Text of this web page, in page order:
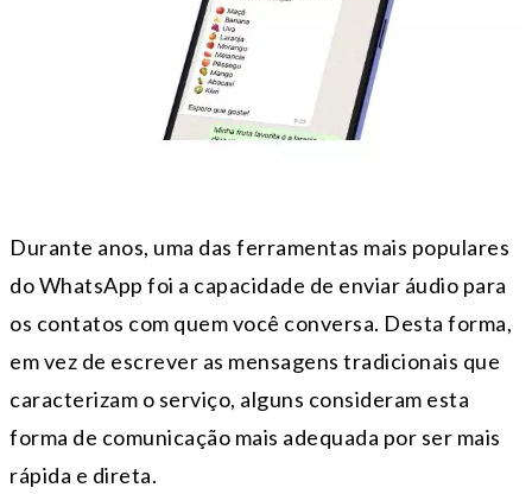
Durante anos, uma das ferramentas mais populares
do WhatsApp foi a capacidade de enviar áudio para
os contatos com quem você conversa. Desta forma,
em vez de escrever as mensagens tradicionais que
caracterizam o serviço, alguns consideram esta
forma de comunicação mais adequada por ser mais
rápida e direta.